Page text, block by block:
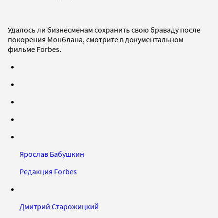
Удалось ли бизнесменам сохранить свою браваду после
покорения Монблана, смотрите в документальном
фильме Forbes.
Ярослав Бабушкин
Редакция Forbes
Дмитрий Старожицкий